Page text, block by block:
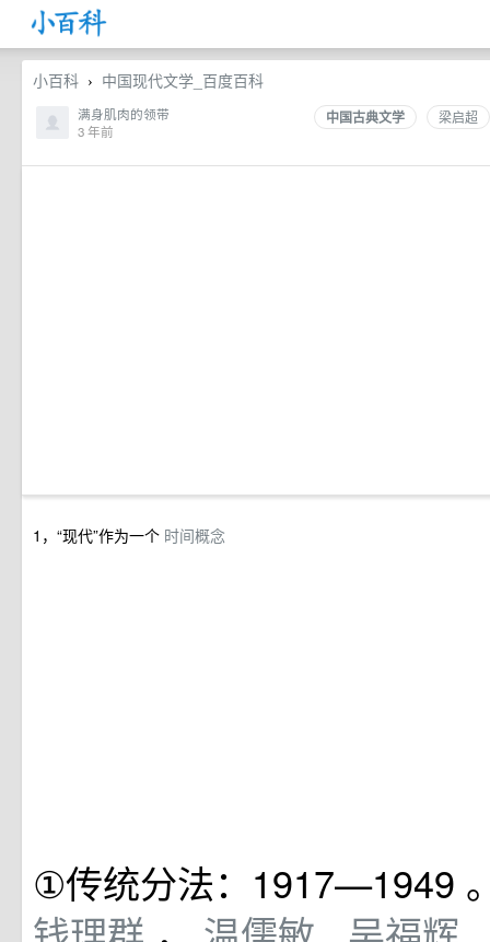
小百科 › 中国现代文学_百度百科
中国古典文学 梁启超
满身肌肉的领带
3 年前
1，“现代”作为一个 时间概念
①传统分法：1917—1949